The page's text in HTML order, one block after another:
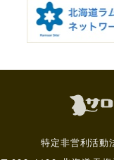
特定非営利活